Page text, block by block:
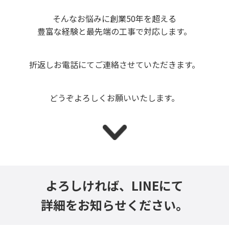
そんなお悩みに創業50年を超える
豊富な経験と最先端の工事で対応します。
折返しお電話にてご連絡させていただきます。
どうぞよろしくお願いいたします。
よろしければ、LINEにて
詳細をお知らせください。